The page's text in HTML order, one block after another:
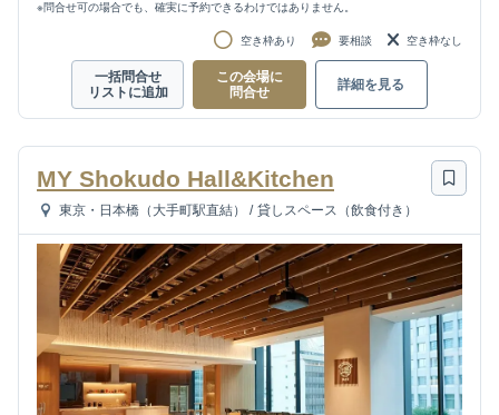
※問合せ可の場合でも、確実に予約できるわけではありません。
空き枠あり 要相談 空き枠なし
一括問合せ
リストに追加
この会場に
問合せ
詳細を見る
MY Shokudo Hall&Kitchen
東京・日本橋（大手町駅直結） / 貸しスペース（飲食付き）